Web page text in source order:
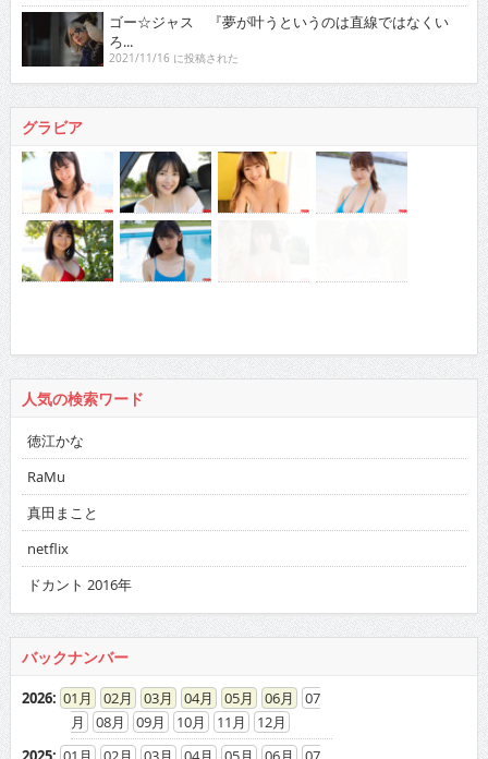
ゴー☆ジャス 『夢が叶うというのは直線ではなくい
ろ...
2021/11/16 に投稿された
グラビア
人気の検索ワード
徳江かな
RaMu
真田まこと
netflix
ドカント 2016年
バックナンバー
2026: 01 02 03 04 05 06
07
08
09 10 11
12